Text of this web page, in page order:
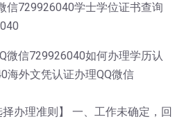
信729926040学士学位证书查询
微信729926040如何办理学历认
海外文凭认证办理QQ微信
办理准则】 一、工作未确定，回